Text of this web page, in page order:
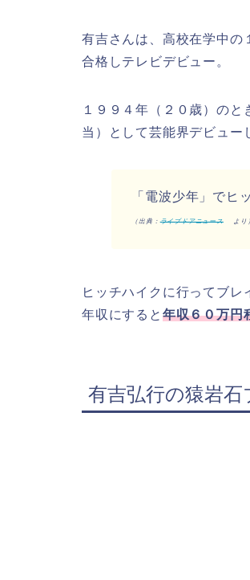
有吉さんは、高校在学中の
合格しテレビデビュー。
１９９４年（２０歳）の
当）として芸能界デビュー
「電波少年」でヒ
（出典：ライブドアニュース より
ヒッチハイクに行ってブ
年収にすると 年収６０万円
有吉弘行の猿岩石